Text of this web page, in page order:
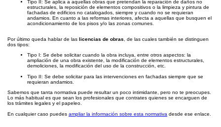
Tipo II: Se aplica a aquellas obras que pretendan la reparación de daños no
estructurales, la reposición de elementos compositivos o la limpieza y pintura de
fachadas de edificios no catalogados, siempre y cuando no se requieran
andamios. En cuanto a las reformas interiores, afecta a aquellas que busquen el
acondicionamiento de los pisos y/o las zonas comunes.
Por último queda hablar de las licencias de obras, de las cuales también se distinguen
dos tipos:
Tipo I: Se debe solicitar cuando la obra incluya, entre otros aspectos: la
ampliación de una obra existente, la modificación de elementos estructurales,
demoliciones, la modificación del uso de la construcción, etc.
Tipo II: Se debe solicitar para las intervenciones en fachadas siempre que se
requieran andamios.
Sabemos que tanta normativa puede resultar un poco intimidante, pero no te preocupes.
Lo más habitual es que sean los profesionales que contrates quienes se encarguen de
los trámites legales y el papeleo.
En cualquier caso puedes ampliar la información sobre esta normativa desde ese enlace.